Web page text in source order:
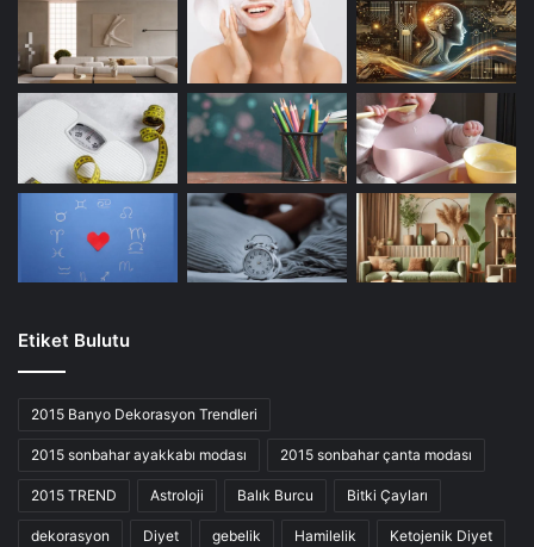
Etiket Bulutu
2015 Banyo Dekorasyon Trendleri
2015 sonbahar ayakkabı modası 2015 sonbahar çanta modası
2015 TREND Astroloji Balık Burcu Bitki Çayları
dekorasyon Diyet gebelik Hamilelik Ketojenik Diyet